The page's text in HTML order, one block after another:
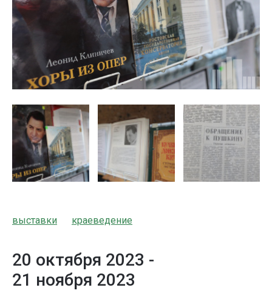
выставки краеведение
20 октября 2023 -
21 ноября 2023